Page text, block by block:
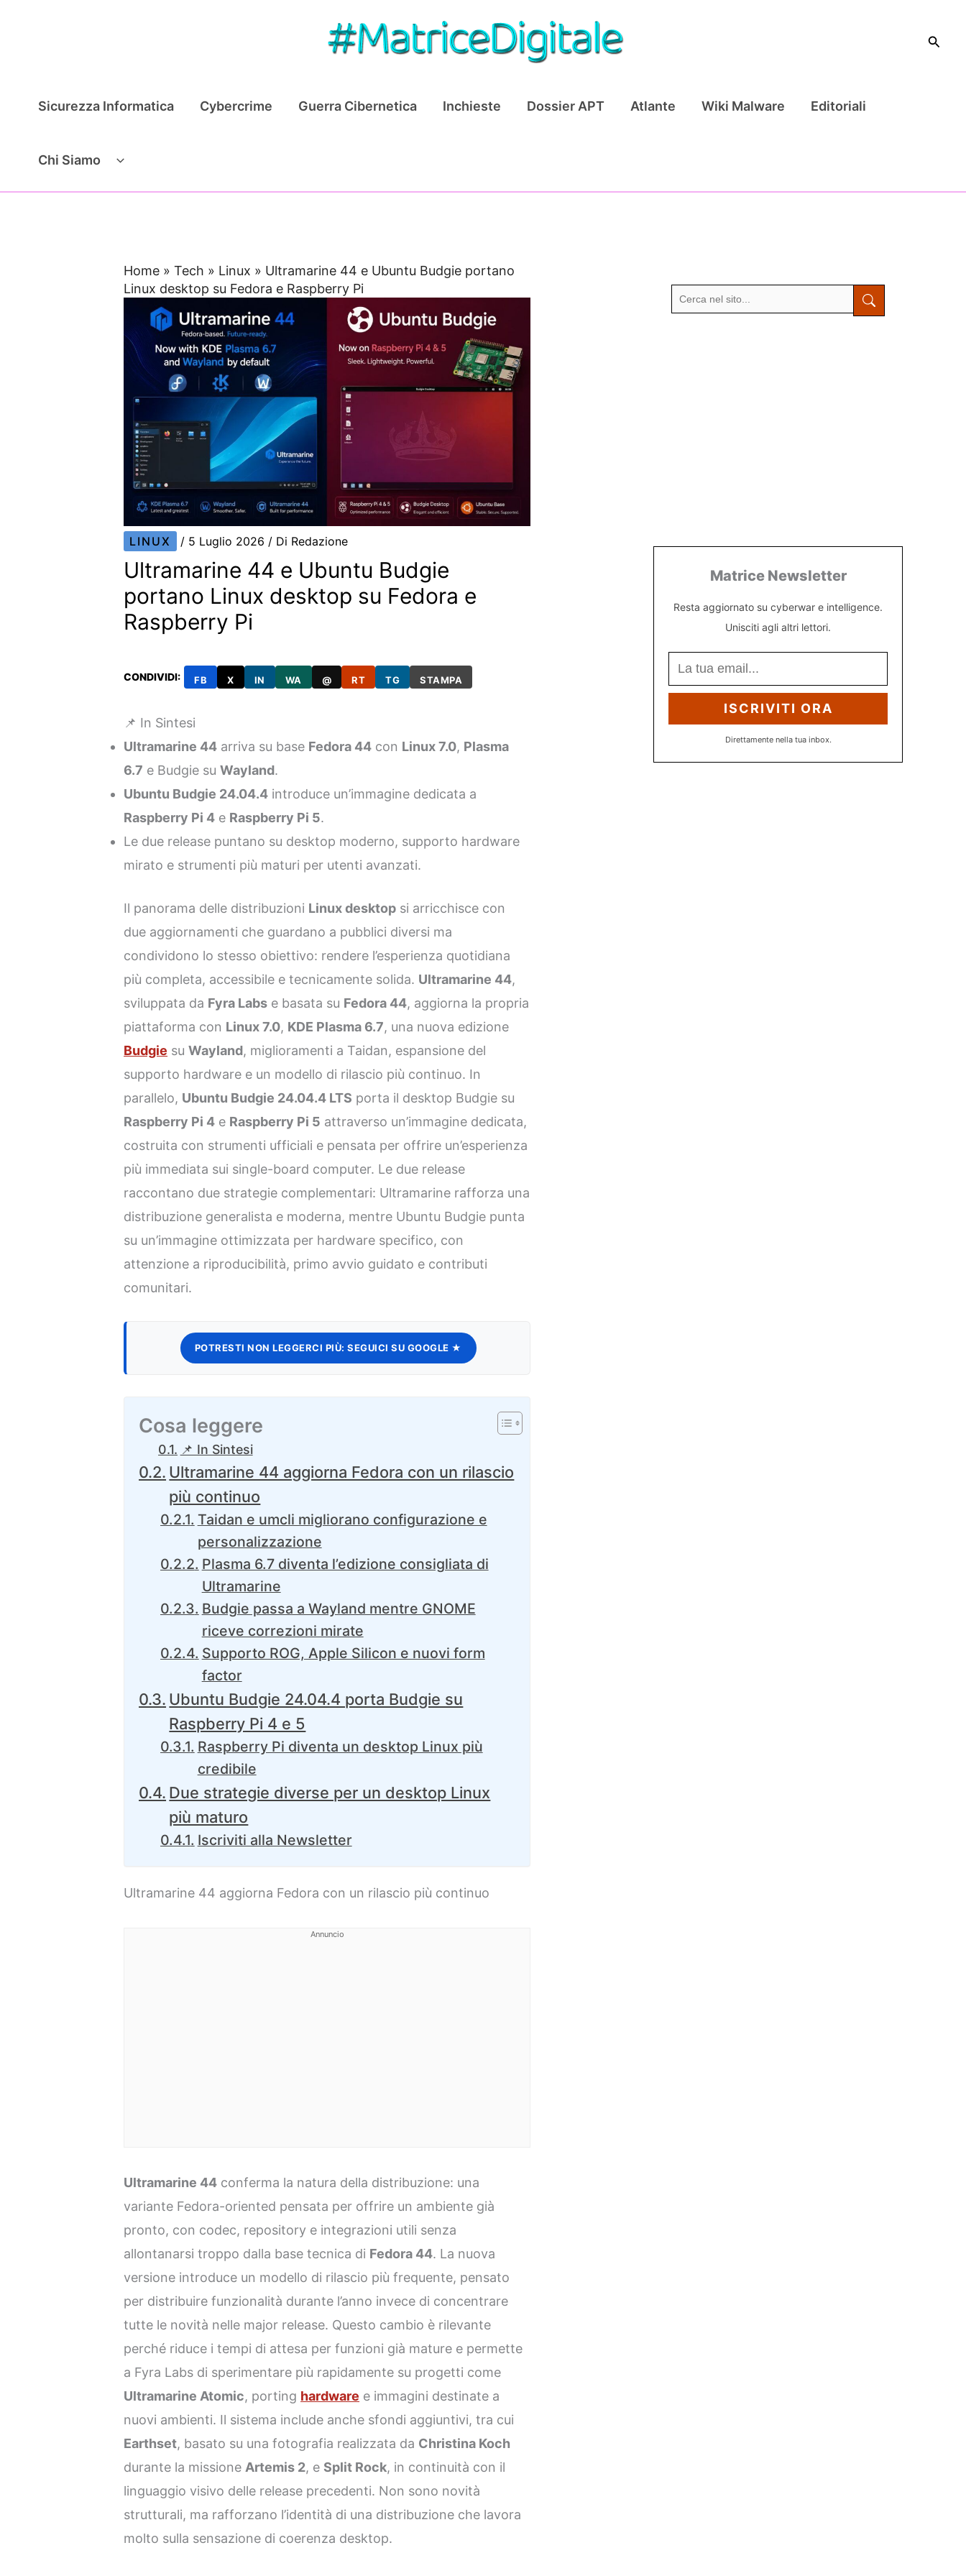
Cerca
Sicurezza Informatica Cybercrime Guerra Cibernetica Inchieste Dossier APT Atlante Wiki Malware Editoriali
Chi Siamo
Home »Tech » Linux » Ultramarine 44 e Ubuntu Budgie portano
Linux desktop su Fedora e Raspberry Pi
LINUX / 5 Luglio 2026 / Di Redazione
Ultramarine 44 e Ubuntu Budgie
portano Linux desktop su Fedora e
Raspberry Pi
CONDIVIDI: FB X IN WA @ RT TG STAMPA
📌 In Sintesi
Ultramarine 44 arriva su base Fedora 44 con Linux 7.0, Plasma
6.7 e Budgie suWayland.
Ubuntu Budgie 24.04.4 introduce un’immagine dedicata a
Raspberry Pi 4 e Raspberry Pi 5.
Le due release puntano su desktop moderno, supporto hardware
mirato e strumenti più maturi per utenti avanzati.
Il panorama delle distribuzioni Linux desktop si arricchisce con
due aggiornamenti che guardano a pubblici diversi ma
condividono lo stesso obiettivo: rendere l’esperienza quotidiana
più completa, accessibile e tecnicamente solida. Ultramarine 44,
sviluppata da Fyra Labs e basata su Fedora 44, aggiorna la propria
piattaforma con Linux 7.0, KDE Plasma 6.7, una nuova edizione
Budgie suWayland, miglioramenti a Taidan, espansione del
supporto hardware e un modello di rilascio più continuo. In
parallelo, Ubuntu Budgie 24.04.4 LTS porta il desktop Budgie su
Raspberry Pi 4 e Raspberry Pi 5 attraverso un’immagine dedicata,
costruita con strumenti ufficiali e pensata per offrire un’esperienza
più immediata sui single-board computer. Le due release
raccontano due strategie complementari: Ultramarine rafforza una
distribuzione generalista e moderna, mentre Ubuntu Budgie punta
su un’immagine ottimizzata per hardware specifico, con
attenzione a riproducibilità, primo avvio guidato e contributi
comunitari.
POTRESTI NON LEGGERCI PIÙ: SEGUICI SU GOOGLE ★
Cosa leggere
📌 In Sintesi
Ultramarine 44 aggiorna Fedora con un rilascio
più continuo
Taidan e umcli migliorano configurazione e
personalizzazione
Plasma 6.7 diventa l’edizione consigliata di
Ultramarine
Budgie passa a Wayland mentre GNOME
riceve correzioni mirate
Supporto ROG, Apple Silicon e nuovi form
factor
Ubuntu Budgie 24.04.4 porta Budgie su
Raspberry Pi 4 e 5
Raspberry Pi diventa un desktop Linux più
credibile
Due strategie diverse per un desktop Linux
più maturo
Iscriviti alla Newsletter
Ultramarine 44 aggiorna Fedora con un rilascio più continuo
Annuncio
Ultramarine 44 conferma la natura della distribuzione: una
variante Fedora-oriented pensata per offrire un ambiente già
pronto, con codec, repository e integrazioni utili senza
allontanarsi troppo dalla base tecnica di Fedora 44. La nuova
versione introduce un modello di rilascio più frequente, pensato
per distribuire funzionalità durante l’anno invece di concentrare
tutte le novità nelle major release. Questo cambio è rilevante
perché riduce i tempi di attesa per funzioni già mature e permette
a Fyra Labs di sperimentare più rapidamente su progetti come
Ultramarine Atomic, porting hardware e immagini destinate a
nuovi ambienti. Il sistema include anche sfondi aggiuntivi, tra cui
Earthset, basato su una fotografia realizzata da Christina Koch
durante la missioneArtemis 2, e Split Rock, in continuità con il
linguaggio visivo delle release precedenti. Non sono novità
strutturali, ma rafforzano l’identità di una distribuzione che lavora
molto sulla sensazione di coerenza desktop.
Matrice Newsletter
Resta aggiornato su cyberwar e intelligence.
Unisciti agli altri lettori.
ISCRIVITI ORA
Direttamente nella tua inbox.